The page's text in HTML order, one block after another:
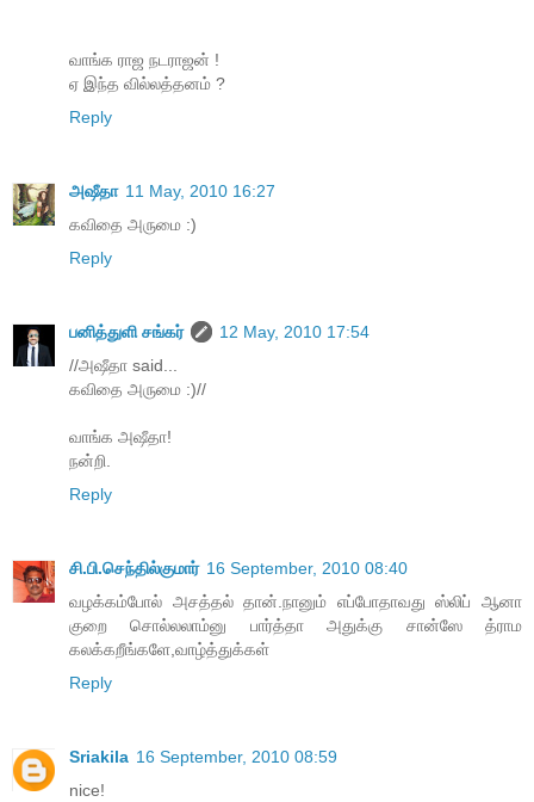
வாங்க ராஜ நடராஜன் !
ஏ இந்த வில்லத்தனம் ?
Reply
அஷீதா 11 May, 2010 16:27
கவிதை அருமை :)
Reply
பனித்துளி சங்கர்
12 May, 2010 17:54
//அஷீதா said...
கவிதை அருமை :)//
வாங்க அஷீதா!
நன்றி.
Reply
சி.பி.செந்தில்குமார் 16 September, 2010 08:40
வழக்கம்போல் அசத்தல் தான்.நானும் எப்போதாவது ஸ்லிப் ஆனா
குறை சொல்லலாம்னு பார்த்தா அதுக்கு சான்ஸே த்ராம
கலக்கறீங்களே,வாழ்த்துக்கள்
Reply
Sriakila 16 September, 2010 08:59
nice!